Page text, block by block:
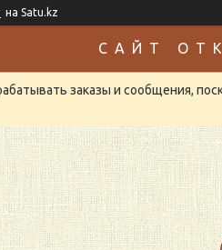
на Satu.kz
С А Й Т О Т
заказы и сообщения,